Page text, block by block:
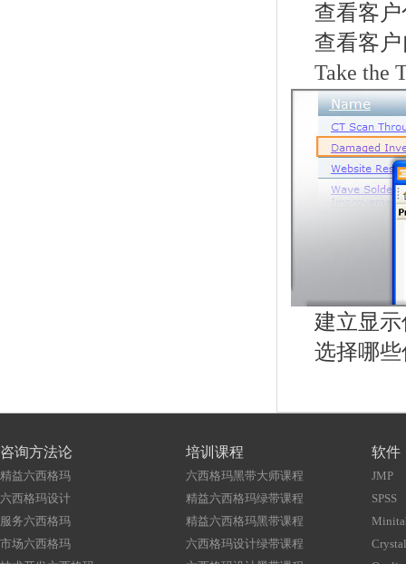
查看客
查看客
Take the
建立显示
选择哪些
咨询方法论
精益六西格玛
六西格玛设计
服务六西格玛
市场六西格玛
培训课程
六西格玛黑带大师课程
精益六西格玛绿带课程
精益六西格玛黑带课程
六西格玛设计绿带课程
软件
JMP
SPSS